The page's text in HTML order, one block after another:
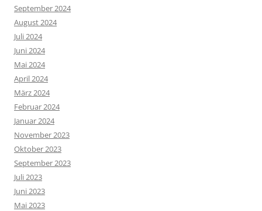
September 2024
August 2024
Juli 2024
Juni 2024
Mai 2024
April 2024
März 2024
Februar 2024
Januar 2024
November 2023
Oktober 2023
September 2023
Juli 2023
Juni 2023
Mai 2023